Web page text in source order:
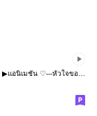
▶︎แอนิเมชั่น ♡---หัวใจของฉัน---♡ 2